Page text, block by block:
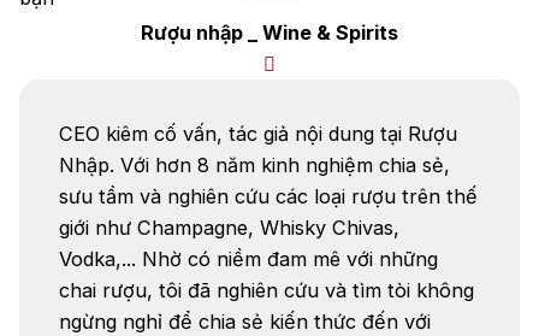
Rượu nhập _ Wine & Spirits
CEO kiêm cố vấn, tác giả nội dung tại Rượu
Nhập. Với hơn 8 năm kinh nghiệm chia sẻ,
sưu tầm và nghiên cứu các loại rượu trên thế
giới như Champagne, Whisky Chivas,
Vodka,... Nhờ có niềm đam mê với những
chai rượu, tôi đã nghiên cứu và tìm tòi không
ngừng nghỉ để chia sẻ kiến thức đến với